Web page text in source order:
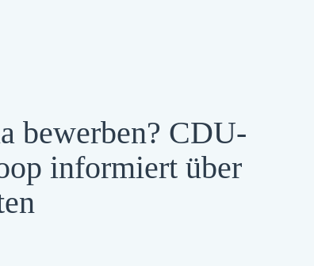
bewerben? CDU-
informiert über